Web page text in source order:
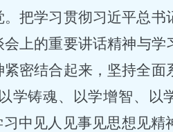
把学习贯彻习近平总书
上的重要讲话精神与学
密结合起来， 坚持全面
学铸魂、以学增智、以
中见人见事见思想见精